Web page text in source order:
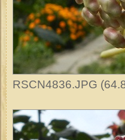
RSCN4836.JPG